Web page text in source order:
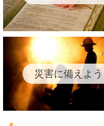
災害に備えよう